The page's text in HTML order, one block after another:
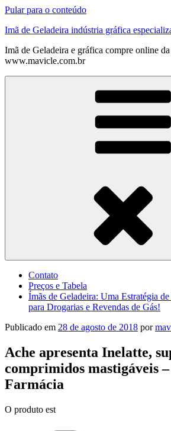
Pular para o conteúdo
Imã de Geladeira indústria gráfica
Imã de Geladeira e gráfica compre online
www.mavicle.com.br
Contato
Preços e Tabela
Ímãs de Geladeira: Uma Estratégia
para Drogarias e Revendas de Gás!
Publicado em 28 de agosto de 2018 por
Ache apresenta Inelatte,
comprimidos mastigáveis
Farmácia
O produto est